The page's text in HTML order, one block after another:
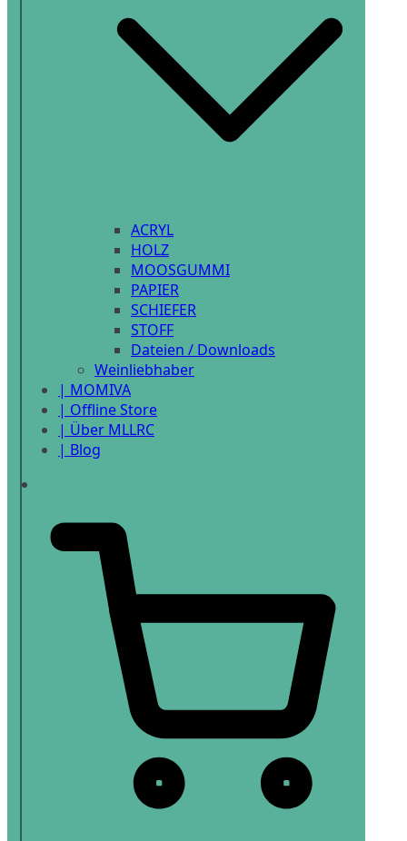
ACRYL
HOLZ
MOOSGUMMI
PAPIER
SCHIEFER
STOFF
Dateien / Downloads
Weinliebhaber
| MOMIVA
| Offline Store
| Über MLLRC
| Blog